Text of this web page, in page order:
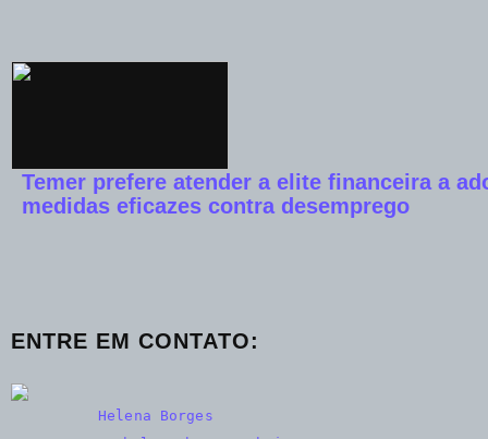
Temer prefere atender a elite financeira a
medidas eficazes contra desemprego
ENTRE EM CONTATO:
Helena Borges